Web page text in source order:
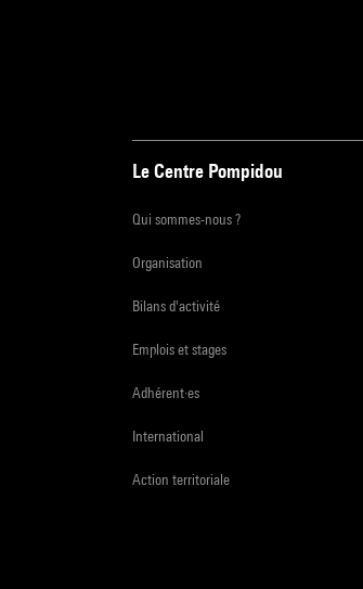
Le Centre Pompidou
Qui sommes-nous ?
Organisation
Bilans d'activité
Emplois et stages
Adhérent·es
International
Action territoriale